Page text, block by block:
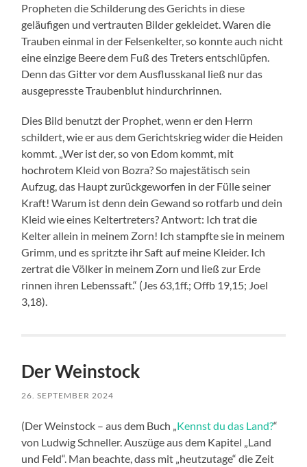
Propheten die Schilderung des Gerichts in diese
geläufigen und vertrauten Bilder gekleidet. Waren die
Trauben einmal in der Felsenkelter, so konnte auch nicht
eine einzige Beere dem Fuß des Treters entschlüpfen.
Denn das Gitter vor dem Ausflusskanal ließ nur das
ausgepresste Traubenblut hindurchrinnen.
Dies Bild benutzt der Prophet, wenn er den Herrn
schildert, wie er aus dem Gerichtskrieg wider die Heiden
kommt. „Wer ist der, so von Edom kommt, mit
hochrotem Kleid von Bozra? So majestätisch sein
Aufzug, das Haupt zurückgeworfen in der Fülle seiner
Kraft! Warum ist denn dein Gewand so rotfarb und dein
Kleid wie eines Keltertreters? Antwort: Ich trat die
Kelter allein in meinem Zorn! Ich stampfte sie in meinem
Grimm, und es spritzte ihr Saft auf meine Kleider. Ich
zertrat die Völker in meinem Zorn und ließ zur Erde
rinnen ihren Lebenssaft.“ (Jes 63,1ff.; Offb 19,15; Joel
3,18).
Der Weinstock
26. SEPTEMBER 2024
(Der Weinstock – aus dem Buch „Kennst du das Land?“
von Ludwig Schneller. Auszüge aus dem Kapitel „Land
und Feld“. Man beachte, dass mit „heutzutage“ die Zeit